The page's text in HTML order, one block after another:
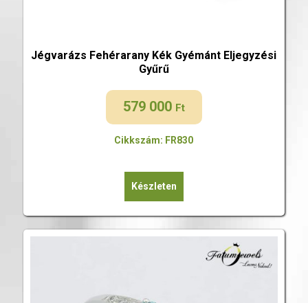
Jégvarázs Fehérarany Kék Gyémánt Eljegyzési
Gyűrű
579 000 Ft
Cikkszám: FR830
Készleten